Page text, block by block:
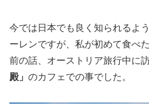
今では日本でも良く知られるよ
ーレンですが、私が初めて食べ
前の話、オーストリア旅行中に
殿」 のカフェでの事でした。